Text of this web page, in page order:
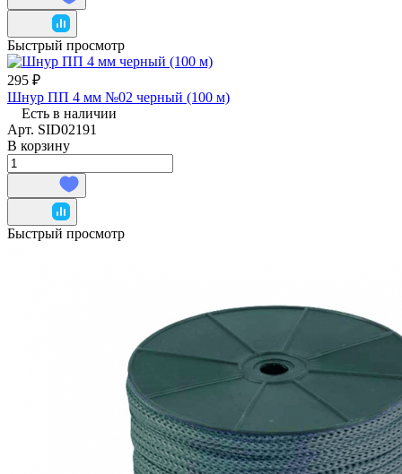
Быстрый просмотр
295 ₽
Шнур ПП 4 мм №02 черный (100 м)
Есть в наличии
Арт. SID02191
В корзину
Быстрый просмотр